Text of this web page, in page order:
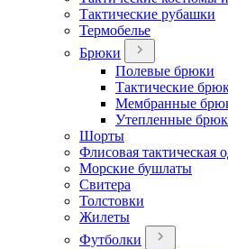
Тактические рубашки
Термобелье
Брюки
Полевые брюки
Тактические
Мембранные
Утепленные
Шорты
Флисовая тактическая
Морские бушлаты
Свитера
Толстовки
Жилеты
Футболки